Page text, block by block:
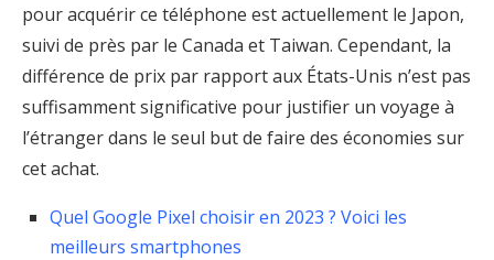
pour acquérir ce téléphone est actuellement le Japon,
suivi de près par le Canada et Taiwan. Cependant, la
différence de prix par rapport aux États-Unis n’est pas
suffisamment significative pour justifier un voyage à
l’étranger dans le seul but de faire des économies sur
cet achat.
Quel Google Pixel choisir en 2023 ? Voici les
meilleurs smartphones